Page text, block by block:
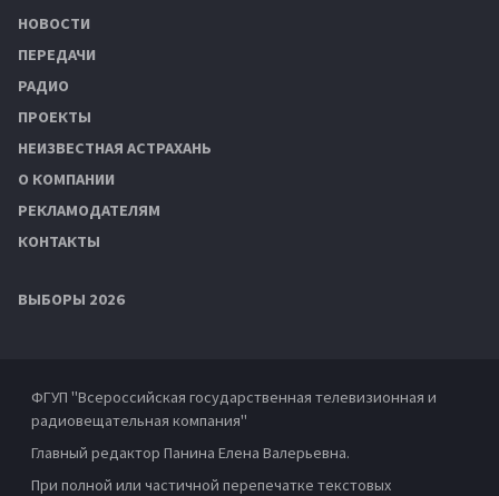
НОВОСТИ
ПЕРЕДАЧИ
РАДИО
ПРОЕКТЫ
НЕИЗВЕСТНАЯ АСТРАХАНЬ
О КОМПАНИИ
РЕКЛАМОДАТЕЛЯМ
КОНТАКТЫ
ВЫБОРЫ 2026
ФГУП "Всероссийская государственная телевизионная и
радиовещательная компания"
Главный редактор Панина Елена Валерьевна.
При полной или частичной перепечатке текстовых